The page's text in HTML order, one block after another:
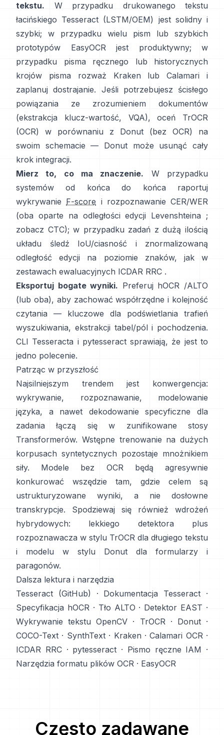
tekstu. W przypadku drukowanego tekstu
łacińskiego Tesseract (LSTM/OEM) jest solidny i
szybki; w przypadku wielu pism lub szybkich
prototypów
EasyOCR
jest produktywny; w
przypadku pisma ręcznego lub historycznych
krojów pisma rozważ
Kraken lub Calamari
i
zaplanuj dostrajanie. Jeśli potrzebujesz ścisłego
powiązania ze zrozumieniem dokumentów
(ekstrakcja klucz-wartość, VQA), oceń
TrOCR
(OCR) w porównaniu z
Donut
(bez OCR) na
swoim schemacie — Donut może usunąć cały
krok integracji.
Mierz to, co ma znaczenie. W przypadku
systemów od końca do końca raportuj
wykrywanie F-score i rozpoznawanie CER/WER
(oba oparte na odległości edycji Levenshteina ;
zobacz CTC); w przypadku zadań z dużą ilością
układu śledź IoU/ciasność i znormalizowaną
odległość edycji na poziomie znaków, jak w
zestawach ewaluacyjnych ICDAR RRC .
Eksportuj bogate wyniki. Preferuj hOCR /ALTO
(lub oba), aby zachować współrzędne i kolejność
czytania — kluczowe dla podświetlania trafień
wyszukiwania, ekstrakcji tabel/pól i pochodzenia.
CLI Tesseracta i pytesseract sprawiają, że jest to
jedno polecenie.
Patrząc w przyszłość
Najsilniejszym trendem jest konwergencja:
wykrywanie, rozpoznawanie, modelowanie
języka, a nawet dekodowanie specyficzne dla
zadania łączą się w zunifikowane stosy
Transformerów. Wstępne trenowanie na dużych
korpusach syntetycznych pozostaje mnożnikiem
siły. Modele bez OCR będą agresywnie
konkurować wszędzie tam, gdzie celem są
ustrukturyzowane wyniki, a nie dosłowne
transkrypcje. Spodziewaj się również wdrożeń
hybrydowych: lekkiego detektora plus
rozpoznawacza w stylu TrOCR dla długiego tekstu
i modelu w stylu Donut dla formularzy i
paragonów.
Dalsza lektura i narzędzia
Tesseract (GitHub) · Dokumentacja Tesseract ·
Specyfikacja hOCR· Tło ALTO · Detektor EAST ·
Wykrywanie tekstu OpenCV · TrOCR· Donut·
COCO-Text · SynthText· Kraken ·Calamari OCR·
ICDAR RRC· pytesseract · Pismo ręczne IAM ·
Narzędzia formatu plików OCR · EasyOCR
Często zadawane